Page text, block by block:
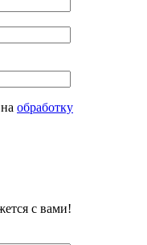
обработку
с вами!